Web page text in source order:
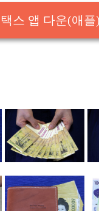
스 앱 다운(애플)